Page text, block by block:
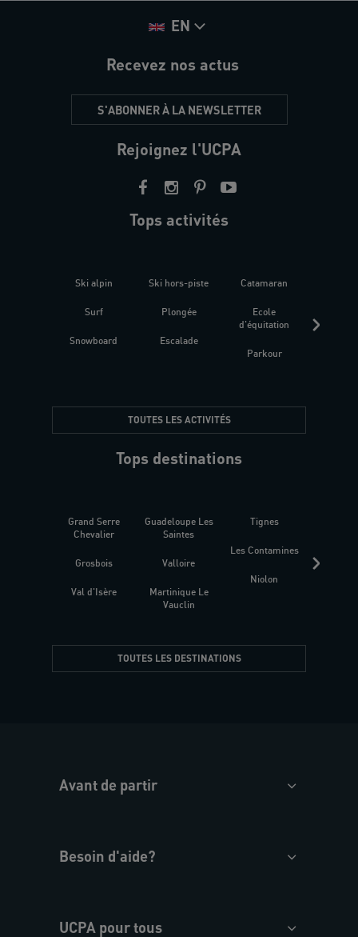
EN
Recevez nos actus
S'ABONNER À LA NEWSLETTER
Rejoignez l'UCPA
Tops activités
Ski alpin
Surf
Snowboard
Ski hors-piste
Plongée
Escalade
Catamaran
Ecole
d'équitation
Parkour
TOUTES LES ACTIVITÉS
Tops destinations
Grand Serre
Chevalier
Grosbois
Val d'Isère
Guadeloupe Les
Saintes
Valloire
Martinique Le
Vauclin
Tignes
Les Contamines
Niolon
TOUTES LES DESTINATIONS
Avant de partir
Besoin d'aide?
UCPA pour tous